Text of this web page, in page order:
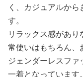
く、カジュアルか
す。
リラックス感があ
常使いはもちろん、
ジェンダーレスフ
一着となっています。